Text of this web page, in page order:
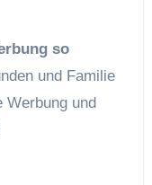
so
und Familie
Werbung und